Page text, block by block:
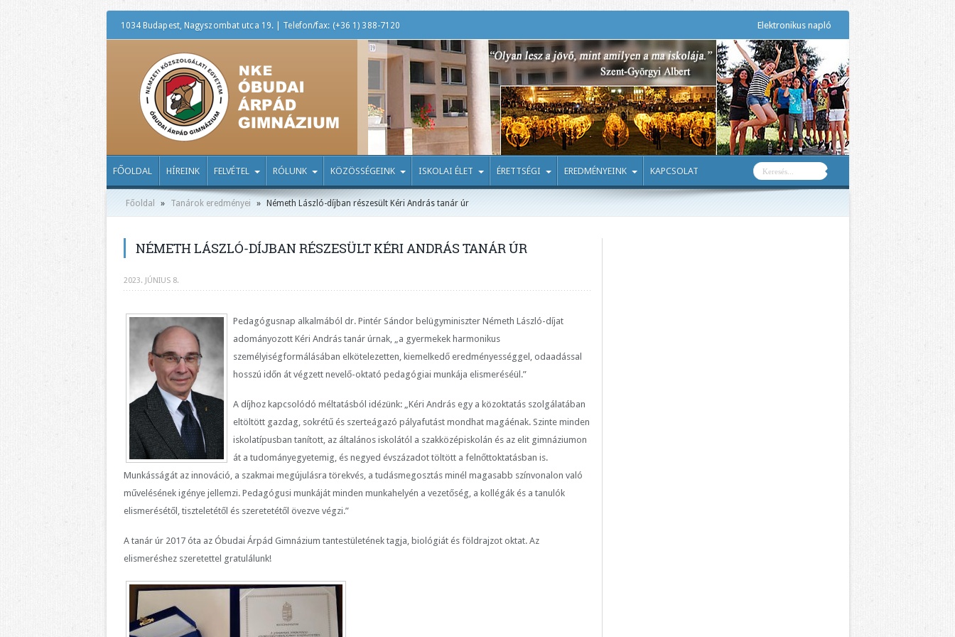
1034 Budapest, Nagyszombat utca 19. | Telefon/fax: (+36 1) 388-7120 Elektronikus napló
FŐOLDAL HÍREINK FELVÉTEL RÓLUNK KÖZÖSSÉGEINK ISKOLAI ÉLET ÉRETTSÉGI EREDMÉNYEINK KAPCSOLAT
Főoldal » Tanárok eredményei » Németh László-díjban részesült Kéri András tanár úr
NÉMETH LÁSZLÓ-DÍJBAN RÉSZESÜLT KÉRI ANDRÁS TANÁR ÚR
2023. JÚNIUS 8.
Pedagógusnap alkalmából dr. Pintér Sándor belügyminiszter Németh László-díjat
adományozott Kéri András tanár úrnak, „a gyermekek harmonikus
személyiségformálásában elkötelezetten, kiemelkedő eredményességgel, odaadással
hosszú időn át végzett nevelő-oktató pedagógiai munkája elismeréséül.”
A díjhoz kapcsolódó méltatásból idézünk: „Kéri András egy a közoktatás szolgálatában
eltöltött gazdag, sokrétű és szerteágazó pályafutást mondhat magáénak. Szinte minden
iskolatípusban tanított, az általános iskolától a szakközépiskolán és az elit gimnáziumon
át a tudományegyetemig, és negyed évszázadot töltött a felnőttoktatásban is.
Munkásságát az innováció, a szakmai megújulásra törekvés, a tudásmegosztás minél magasabb színvonalon való
művelésének igénye jellemzi. Pedagógusi munkáját minden munkahelyén a vezetőség, a kollégák és a tanulók
elismerésétől, tiszteletétől és szeretetétől övezve végzi.”
A tanár úr 2017 óta az Óbudai Árpád Gimnázium tantestületének tagja, biológiát és földrajzot oktat. Az
elismeréshez szeretettel gratulálunk!